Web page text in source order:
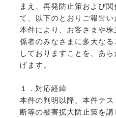
まえ、再発防止策および
て、以下のとおりご報告い
本件により、お客さまや
係者のみなさまに多大な
しておりますことを、あ
げます。
１．対応経緯
本件の判明以降、本件テ
断等の被害拡大防止策を